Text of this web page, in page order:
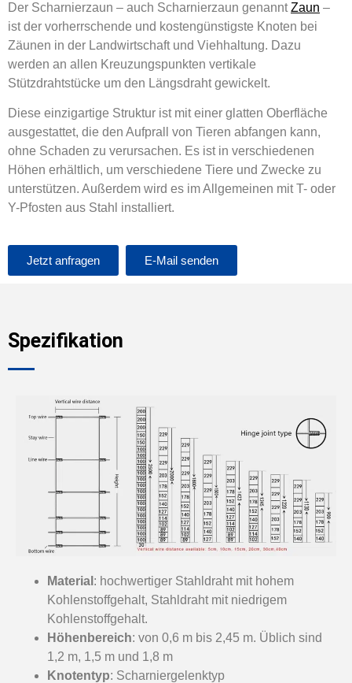
Der Scharnierzaun – auch Scharnierzaun genanntZaun –
ist der vorherrschende und kostengünstigste Knoten bei
Zäunen in der Landwirtschaft und Viehhaltung. Dazu
werden an allen Kreuzungspunkten vertikale
Stützdrahtstücke um den Längsdraht gewickelt.
Diese einzigartige Struktur ist mit einer glatten Oberfläche
ausgestattet, die den Aufprall von Tieren abfangen kann,
ohne Schaden zu verursachen. Es ist in verschiedenen
Höhen erhältlich, um verschiedene Tiere und Zwecke zu
unterstützen. Außerdem wird es im Allgemeinen mit T- oder
Y-Pfosten aus Stahl installiert.
Jetzt anfragen E-Mail senden
Spezifikation
Material : hochwertiger Stahldraht mit hohem
Kohlenstoffgehalt, Stahldraht mit niedrigem
Kohlenstoffgehalt.
Höhenbereich: von 0,6 m bis 2,45 m. Üblich sind
1,2 m, 1,5 m und 1,8 m
Knotentyp: Scharniergelenktyp